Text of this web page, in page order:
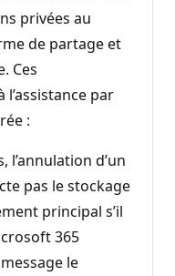
privées au
de partage et
Ces
par
:
l’annulation d’un
pas le stockage
principal s’il
365
le